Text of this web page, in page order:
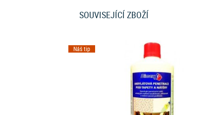
SOUVISEJÍCÍ ZBOŽÍ
Náš tip